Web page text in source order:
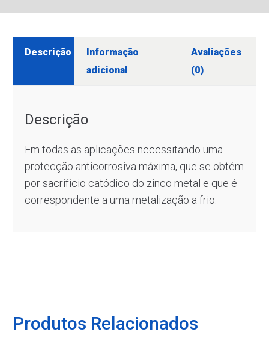
Descrição
Informação
adicional
Avaliações
(0)
Descrição
Em todas as aplicações necessitando uma
protecção anticorrosiva máxima, que se obtém
por sacrifício catódico do zinco metal e que é
correspondente a uma metalização a frio.
Produtos Relacionados